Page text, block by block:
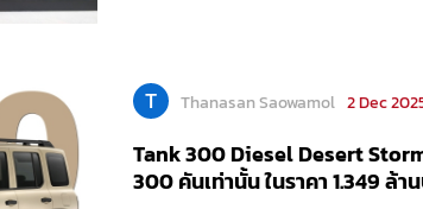
T Thanasan Saowamol 2 Dec
Tank 300 Diesel Desert
300 คันเท่านั้น ในราคา 1.349 ล้า